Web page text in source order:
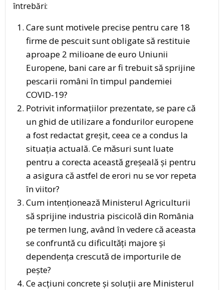
întrebări:
Care sunt motivele precise pentru care 18
firme de pescuit sunt obligate să restituie
aproape 2 milioane de euro Uniunii
Europene, bani care ar fi trebuit să sprijine
pescarii români în timpul pandemiei
COVID-19?
Potrivit informațiilor prezentate, se pare că
un ghid de utilizare a fondurilor europene
a fost redactat greșit, ceea ce a condus la
situația actuală. Ce măsuri sunt luate
pentru a corecta această greșeală și pentru
a asigura că astfel de erori nu se vor repeta
în viitor?
Cum intenționează Ministerul Agriculturii
să sprijine industria piscicolă din România
pe termen lung, având în vedere că aceasta
se confruntă cu dificultăți majore și
dependența crescută de importurile de
pește?
Ce acțiuni concrete și soluții are Ministerul